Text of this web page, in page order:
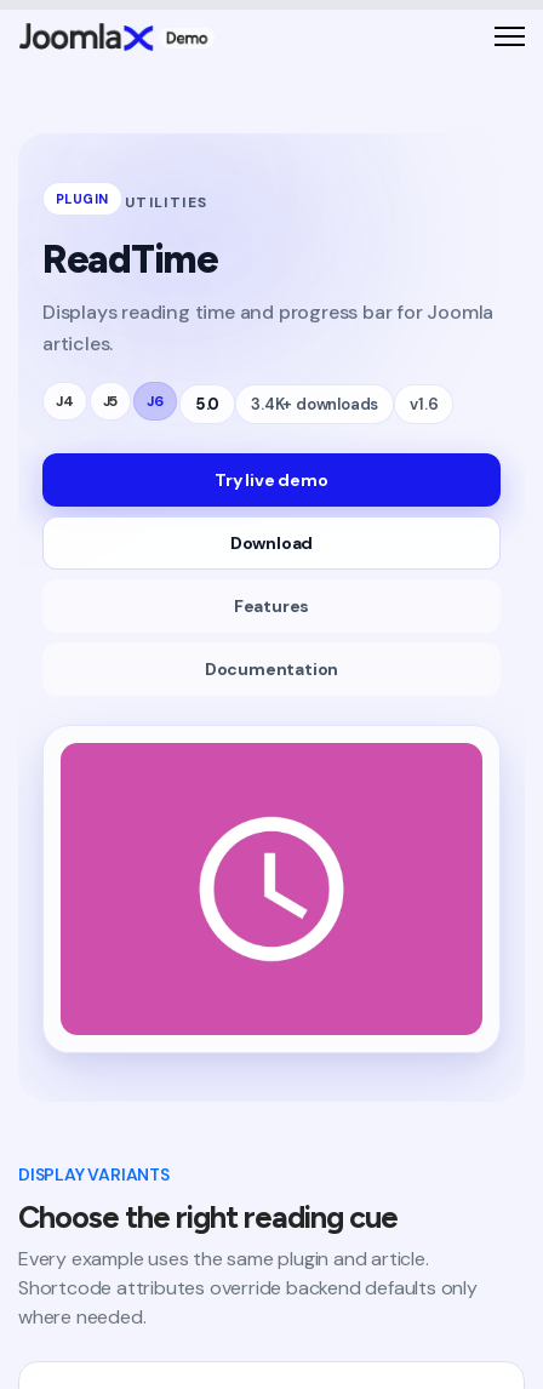
PLUGIN UTILITIES
ReadTime
Displays reading time and progress bar for Joomla
articles.
J4 J5 J6 5.0 3.4K+ downloads v1.6
Try live demo
Download
Features
Documentation
DISPLAY VARIANTS
Choose the right reading cue
Every example uses the same plugin and article.
Shortcode attributes override backend defaults only
where needed.